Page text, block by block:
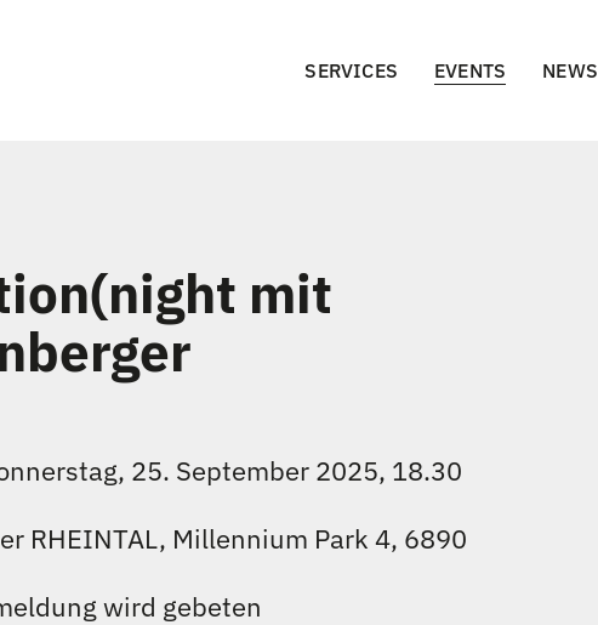
SERVICES EVENTS NEWS
mit
25. September 2025, 18.30
RHEINTAL, Millennium Park 4, 6890
wird gebeten